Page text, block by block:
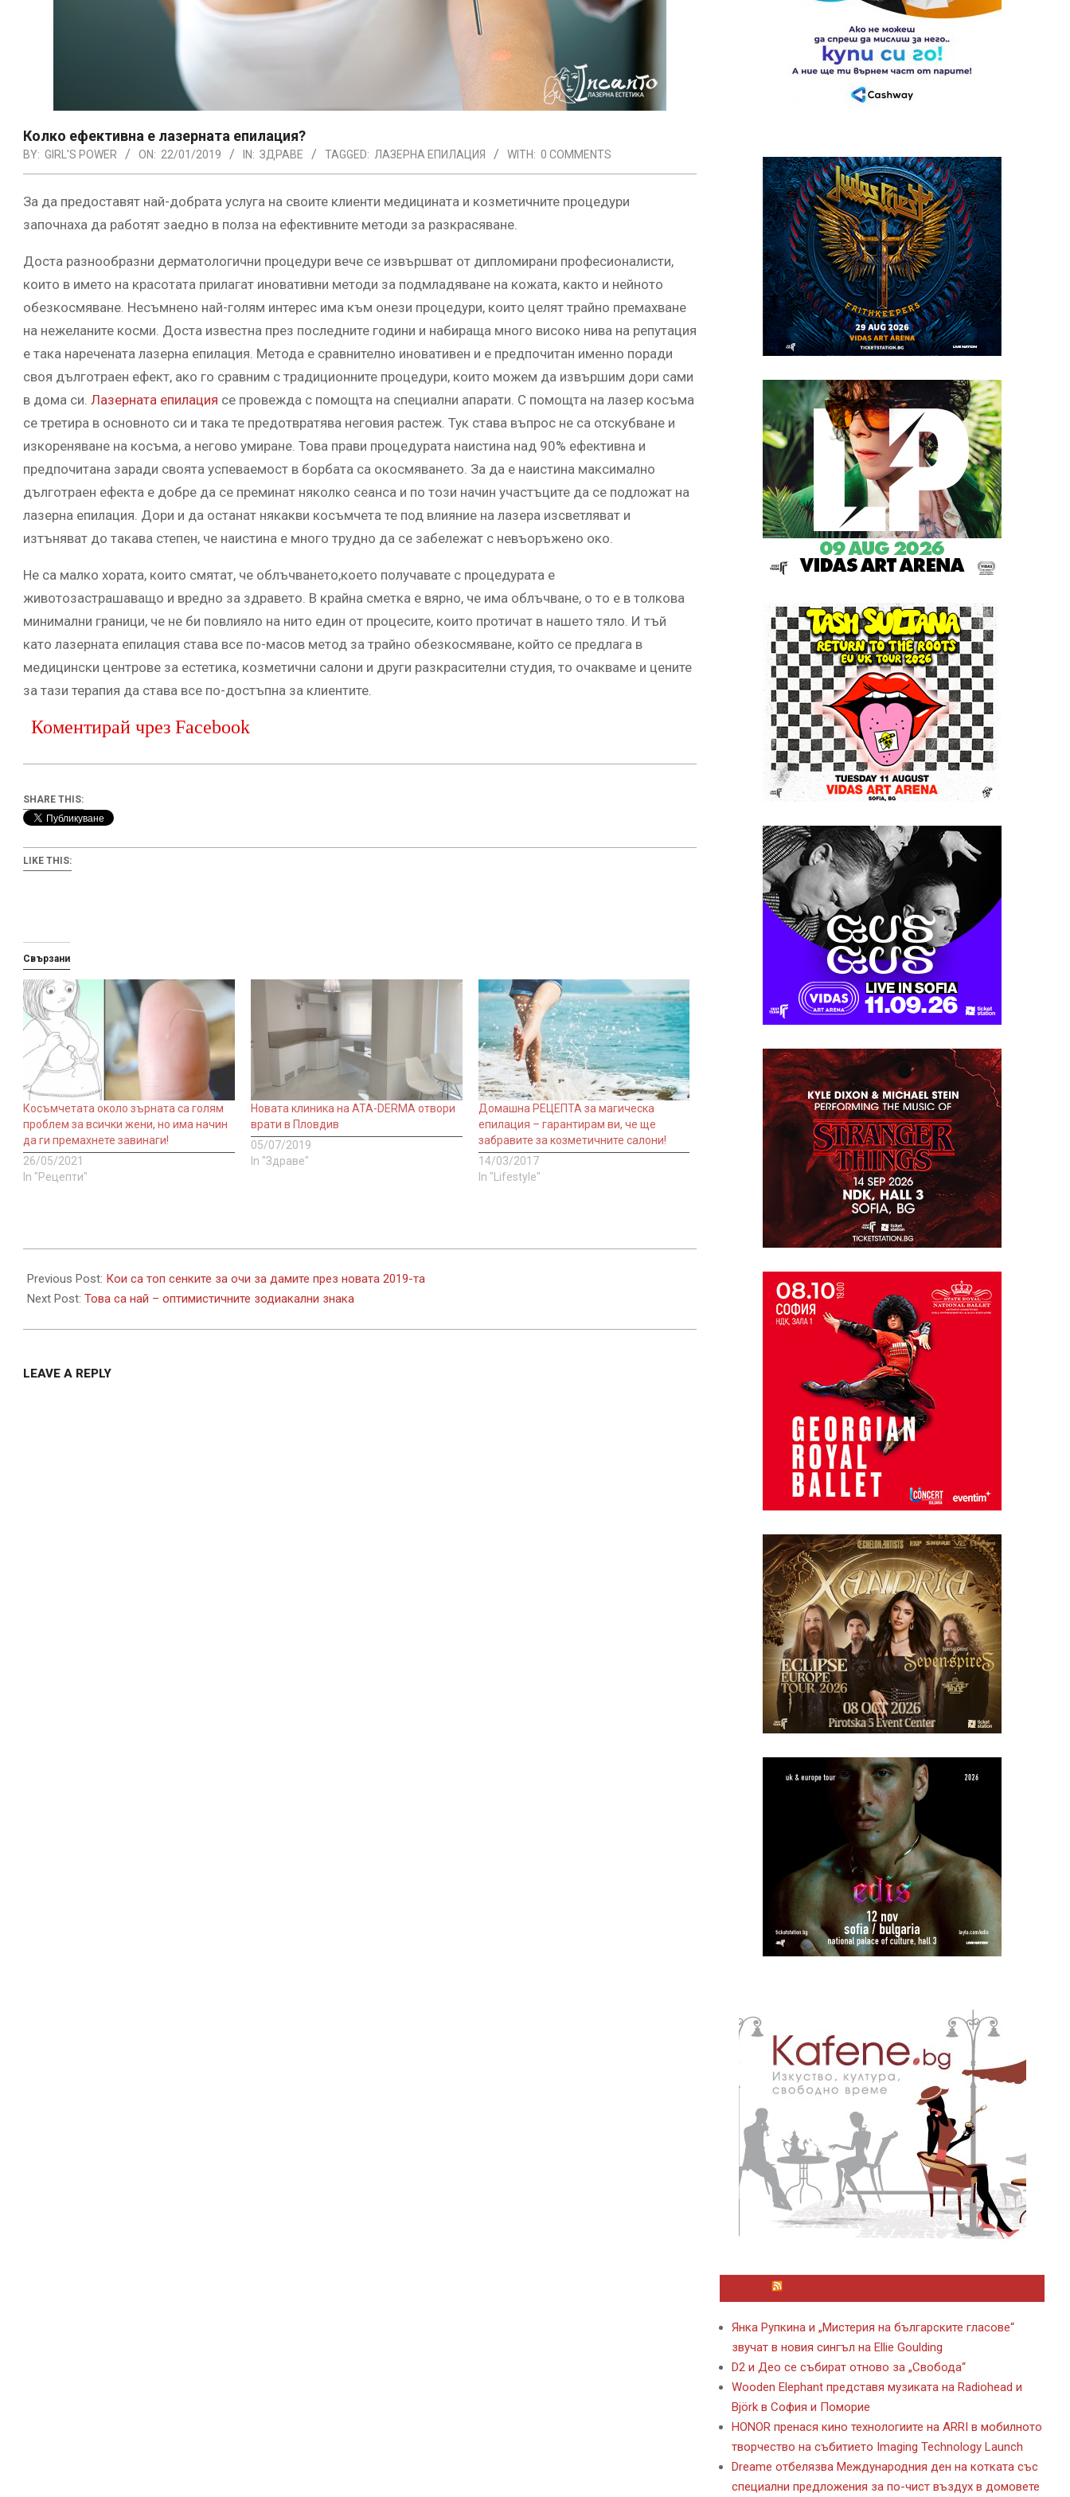
Колко ефективна е лазерната епилация?
BY: GIRL'S POWER ON: 22/01/2019 IN: ЗДРАВЕ TAGGED: ЛАЗЕРНА ЕПИЛАЦИЯ WITH: 0 COMMENTS
За да предоставят най-добрата услуга на своите клиенти медицината и козметичните процедури
започнаха да работят заедно в полза на ефективните методи за разкрасяване.
Доста разнообразни дерматологични процедури вече се извършват от дипломирани професионалисти,
които в името на красотата прилагат иновативни методи за подмладяване на кожата, както и нейното
обезкосмяване. Несъмнено най-голям интерес има към онези процедури, които целят трайно премахване
на нежеланите косми. Доста известна през последните години и набираща много високо нива на репутация
е така наречената лазерна епилация. Метода е сравнително иновативен и е предпочитан именно поради
своя дълготраен ефект, ако го сравним с традиционните процедури, които можем да извършим дори сами
в дома си. Лазерната епилация се провежда с помощта на специални апарати. С помощта на лазер косъма
се третира в основното си и така те предотвратява неговия растеж. Тук става въпрос не са отскубване и
изкореняване на косъма, а негово умиране. Това прави процедурата наистина над 90% ефективна и
предпочитана заради своята успеваемост в борбата са окосмяването. За да е наистина максимално
дълготраен ефекта е добре да се преминат няколко сеанса и по този начин участъците да се подложат на
лазерна епилация. Дори и да останат някакви косъмчета те под влияние на лазера изсветляват и
изтъняват до такава степен, че наистина е много трудно да се забележат с невъоръжено око.
Не са малко хората, които смятат, че облъчването,което получавате с процедурата е
животозастрашаващо и вредно за здравето. В крайна сметка е вярно, че има облъчване, о то е в толкова
минимални граници, че не би повлияло на нито един от процесите, които протичат в нашето тяло. И тъй
като лазерната епилация става все по-масов метод за трайно обезкосмяване, който се предлага в
медицински центрове за естетика, козметични салони и други разкрасителни студия, то очакваме и цените
за тази терапия да става все по-достъпна за клиентите.
Коментирай чрез Facebook
SHARE THIS:
LIKE THIS:
Свързани
Косъмчетата около зърната са голям
проблем за всички жени, но има начин
да ги премахнете завинаги!
26/05/2021
In "Рецепти"
Новата клиника на ATA-DERMA отвори
врати в Пловдив
05/07/2019
In "Здраве"
Домашна РЕЦЕПТА за магическа
епилация – гарантирам ви, че ще
забравите за козметичните салони!
14/03/2017
In "Lifestyle"
01-
22
Previous Post: Кои са топ сенките за очи за дамите през новата 2019-та
Next Post: Това са най – оптимистичните зодиакални знака
LEAVE A REPLY
Янка Рупкина и „Мистерия на българските гласове“
звучат в новия сингъл на Ellie Goulding
D2 и Део се събират отново за „Свобода“
Wooden Elephant представя музиката на Radiohead и
Björk в София и Поморие
HONOR пренася кино технологиите на ARRI в мобилното
творчество на събитието Imaging Technology Launch
Dreame отбелязва Международния ден на котката със
специални предложения за по-чист въздух в домовете